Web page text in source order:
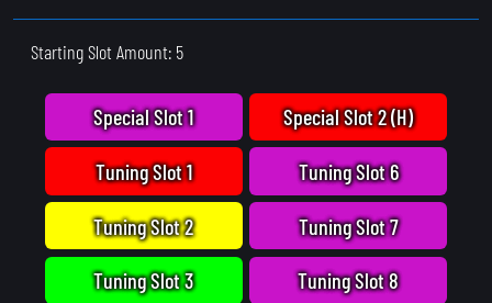
Starting Slot Amount: 5
Special Slot 1
Tuning Slot 1
Tuning Slot 2
Tuning Slot 3
Special Slot 2 (H)
Tuning Slot 6
Tuning Slot 7
Tuning Slot 8